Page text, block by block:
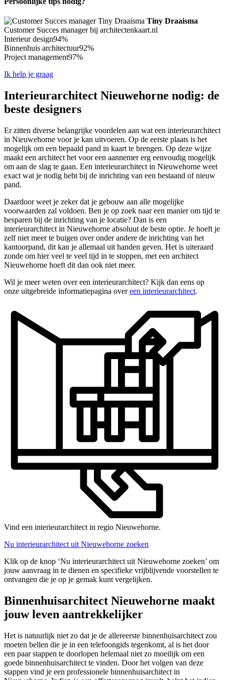
Tiny Draaisma
Customer Succes manager bij architectenkaart.nl
Interieur design94%
Binnenhuis architectuur92%
Project management97%
Ik help je graag
Interieurarchitect Nieuwehorne nodig: de
beste designers
Er zitten diverse belangrijke voordelen aan wat een interieurarchitect
in Nieuwehorne voor je kan uitvoeren. Op de eerste plaats is het
mogelijk om een bepaald pand in kaart te brengen. Op deze wijze
maakt een architect het voor een aannemer erg eenvoudig mogelijk
om aan de slag te gaan. Een interieurarchitect in Nieuwehorne weet
exact wat je nodig hebt bij de inrichting van een bestaand of nieuw
pand.
Daardoor weet je zeker dat je gebouw aan alle mogelijke
voorwaarden zal voldoen. Ben je op zoek naar een manier om tijd te
besparen bij de inrichting van je locatie? Dan is een
interieurarchitect in Nieuwehorne absoluut de beste optie. Je hoeft je
zelf niet meer te buigen over onder andere de inrichting van het
kantoorpand, dit kan je allemaal uit handen geven. Het is uiteraard
zonde om hier veel te veel tijd in te stoppen, met een architect
Nieuwehorne hoeft dit dan ook niet meer.
Wil je meer weten over een interieurarchitect? Kijk dan eens op
onze uitgebreide informatiepagina overeen interieurarchitect.
Vind een interieurarchitect in regio Nieuwehorne.
Nu interieurarchitect uit Nieuwehorne zoeken
Klik op de knop ‘Nu interieurarchitect uit Nieuwehorne zoeken’ om
jouw aanvraag in te dienen en specifieke vrijblijvende voorstellen te
ontvangen die je op je gemak kunt vergelijken.
Binnenhuisarchitect Nieuwehorne maakt
jouw leven aantrekkelijker
Het is natuurlijk niet zo dat je de allereerste binnenhuisarchitect zou
moeten bellen die je in een telefoongids tegenkomt, al is het door
een paar stappen te doorlopen helemaal niet zo moeilijk om een
goede binnenhuisarchitect te vinden. Door het volgen van deze
stappen vind je een professionele binnenhuisarchitect in